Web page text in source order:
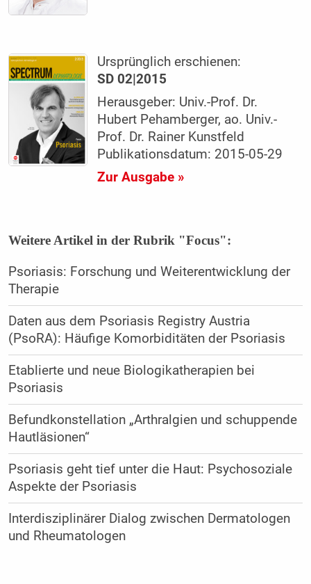
Ursprünglich erschienen:
SD 02|2015
Herausgeber: Univ.-Prof. Dr.
Hubert Pehamberger, ao. Univ.-
Prof. Dr. Rainer Kunstfeld
Publikationsdatum: 2015-05-29
Zur Ausgabe »
Weitere Artikel in der Rubrik "Focus":
Psoriasis: Forschung und Weiterentwicklung der
Therapie
Daten aus dem Psoriasis Registry Austria
(PsoRA): Häufige Komorbiditäten der Psoriasis
Etablierte und neue Biologikatherapien bei
Psoriasis
Befundkonstellation „Arthralgien und schuppende
Hautläsionen“
Psoriasis geht tief unter die Haut: Psychosoziale
Aspekte der Psoriasis
Interdisziplinärer Dialog zwischen Dermatologen
und Rheumatologen